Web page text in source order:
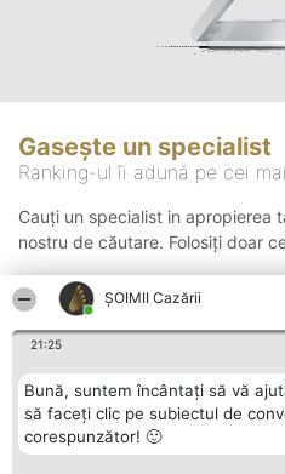
ȘOIMII Cazării
21:25
Bună, suntem încântați să vă
să faceți clic pe subiectul de
corespunzător! 🙂
Gasește un specialist
Ranking-ul îi adună pe cei
Cauți un specialist in apropierea
nostru de căutare. Folosiți doar